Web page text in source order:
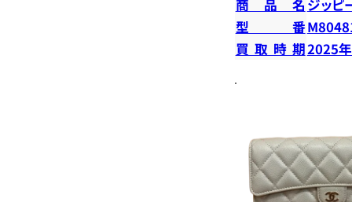
商品名 ジッピ
型番
買取時期2025